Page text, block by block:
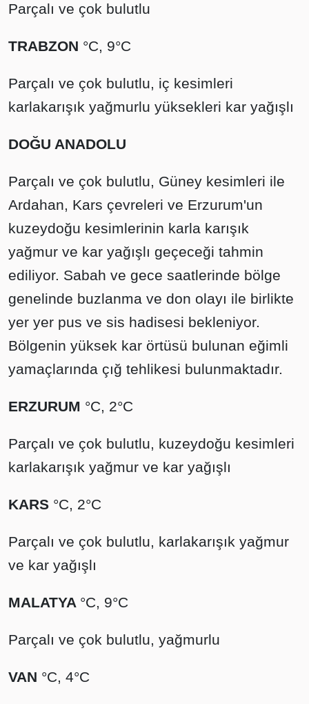
Parçalı ve çok bulutlu
TRABZON °C, 9°C
Parçalı ve çok bulutlu, iç kesimleri
karlakarışık yağmurlu yüksekleri kar yağışlı
DOĞU ANADOLU
Parçalı ve çok bulutlu, Güney kesimleri ile
Ardahan, Kars çevreleri ve Erzurum'un
kuzeydoğu kesimlerinin karla karışık
yağmur ve kar yağışlı geçeceği tahmin
ediliyor. Sabah ve gece saatlerinde bölge
genelinde buzlanma ve don olayı ile birlikte
yer yer pus ve sis hadisesi bekleniyor.
Bölgenin yüksek kar örtüsü bulunan eğimli
yamaçlarında çığ tehlikesi bulunmaktadır.
ERZURUM °C, 2°C
Parçalı ve çok bulutlu, kuzeydoğu kesimleri
karlakarışık yağmur ve kar yağışlı
KARS °C, 2°C
Parçalı ve çok bulutlu, karlakarışık yağmur
ve kar yağışlı
MALATYA °C, 9°C
Parçalı ve çok bulutlu, yağmurlu
VAN °C, 4°C